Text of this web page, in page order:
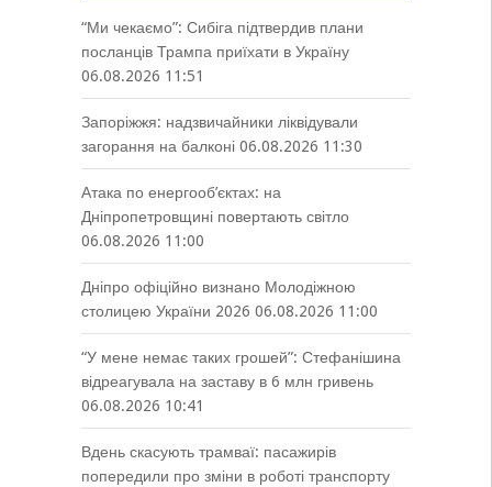
“Ми чекаємо”: Сибіга підтвердив плани
посланців Трампа приїхати в Україну
06.08.2026 11:51
Запоріжжя: надзвичайники ліквідували
загорання на балконі 06.08.2026 11:30
Атака по енергооб’єктах: на
Дніпропетровщині повертають світло
06.08.2026 11:00
Дніпро офіційно визнано Молодіжною
столицею України 2026 06.08.2026 11:00
“У мене немає таких грошей”: Стефанішина
відреагувала на заставу в 6 млн гривень
06.08.2026 10:41
Вдень скасують трамваї: пасажирів
попередили про зміни в роботі транспорту